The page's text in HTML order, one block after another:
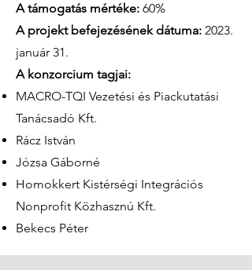
A támogatás mértéke: 60%
A projekt befejezésének dátuma: 2023.
január 31.
A konzorcium tagjai:
MACRO-TQI Vezetési és Piackutatási
Tanácsadó Kft.
Rácz István
Józsa Gáborné
Homokkert Kistérségi Integrációs
Nonprofit Közhasznú Kft.
Bekecs Péter